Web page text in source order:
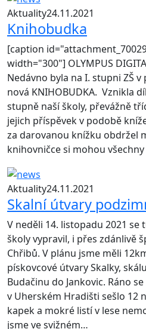
Aktuality24.11.2021
Knihobudka
[caption
width="300"] OLYMPUS
Nedávno byla na I. stupni ZŠ
nová KNIHOBUDKA. Vznikla
stupně naší školy, převážně
jejich příspěvek v podobě
za darovanou knížku obdržel
knihovničce si mohou
Aktuality24.11.2021
Skalní útvary
V neděli 14. listopadu 2021
školy vypravil, i přes zdánlivě
Chřibů. V plánu jsme měli
pískovcové útvary Skalky,
Budačinu do Jankovic. Ráno
v Uherském Hradišti sešlo 12
kapek a mokré listí v lese
jsme ve svižném…